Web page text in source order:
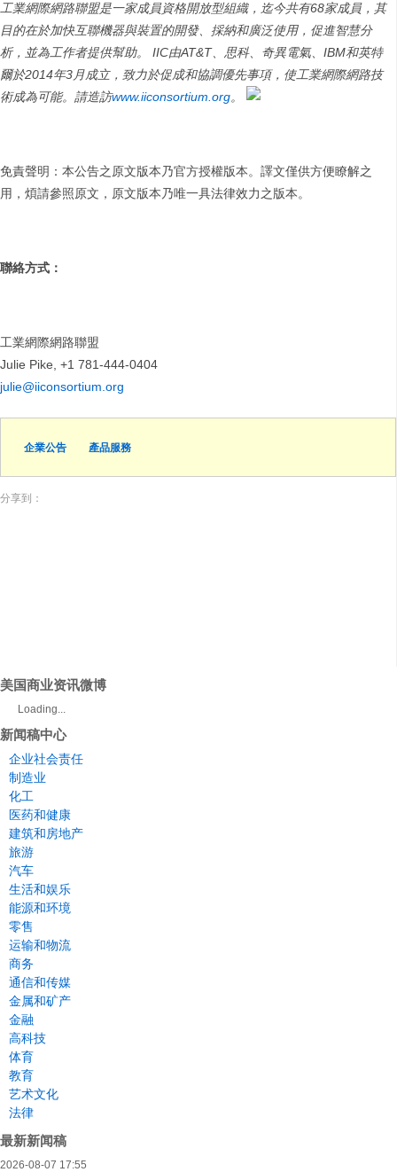
工業網際網路聯盟是一家成員資格開放型組織，迄今共有68家成員，其
目的在於加快互聯機器與裝置的開發、採納和廣泛使用，促進智慧分
析，並為工作者提供幫助。
IIC由AT&T、思科、奇異電氣、 IBM和英特
爾於2014年3月成立，致力於促成和協調優先事項，使工業網際網路技
術成為可能。請造訪www.iiconsortium.org。
免責聲明：本公告之原文版本乃官方授權版本。譯文僅供方便瞭解之
用，煩請參照原文，原文版本乃唯一具法律效力之版本。
聯絡方式：
工業網際網路聯盟
Julie Pike, +1 781-444-0404
julie@iiconsortium.org
企業公告 產品服務
分享到：
美国商业资讯微博
Loading...
新闻稿中心
企业社会责任
制造业
化工
医药和健康
建筑和房地产
旅游
汽车
生活和娱乐
能源和环境
零售
运输和物流
商务
通信和传媒
金属和矿产
金融
高科技
体育
教育
艺术文化
法律
最新新闻稿
2026-08-07 17:55